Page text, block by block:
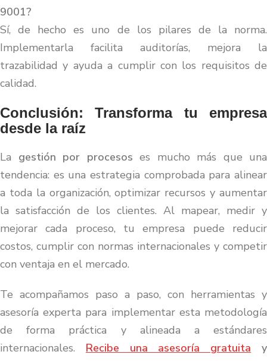
9001?
Sí, de hecho es uno de los pilares de la norma.
Implementarla facilita auditorías, mejora la
trazabilidad y ayuda a cumplir con los requisitos de
calidad.
Conclusión: Transforma tu empresa
desde la raíz
La gestión por procesos es mucho más que una
tendencia: es una estrategia comprobada para alinear
a toda la organización, optimizar recursos y aumentar
la satisfacción de los clientes. Al mapear, medir y
mejorar cada proceso, tu empresa puede reducir
costos, cumplir con normas internacionales y competir
con ventaja en el mercado.
Te acompañamos paso a paso, con herramientas y
asesoría experta para implementar esta metodología
de forma práctica y alineada a estándares
internacionales. Recibe una asesoría gratuita y